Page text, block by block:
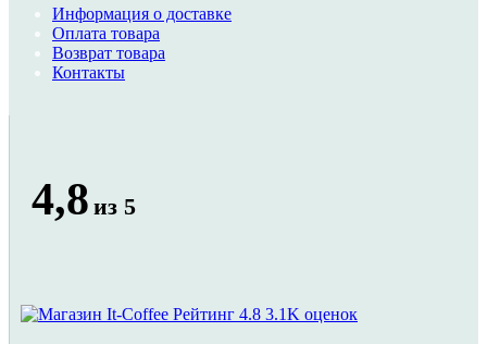
Информация о доставке
Оплата товара
Возврат товара
Контакты
4,8 из 5